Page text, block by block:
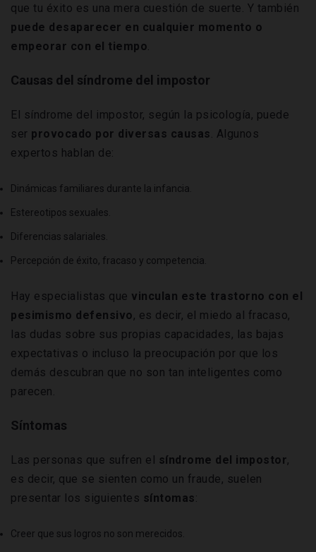
que tu éxito es una mera cuestión de suerte. Y también
puede desaparecer en cualquier momento o
empeorar con el tiempo.
Causas del síndrome del impostor
El síndrome del impostor, según la psicología, puede
ser provocado por diversas causas. Algunos
expertos hablan de:
Dinámicas familiares durante la infancia.
Estereotipos sexuales.
Diferencias salariales.
Percepción de éxito, fracaso y competencia.
Hay especialistas que vinculan este trastorno con el
pesimismo defensivo, es decir, el miedo al fracaso,
las dudas sobre sus propias capacidades, las bajas
expectativas o incluso la preocupación por que los
demás descubran que no son tan inteligentes como
parecen.
Síntomas
Las personas que sufren el síndrome del impostor,
es decir, que se sienten como un fraude, suelen
presentar los siguientes síntomas:
Creer que sus logros no son merecidos.